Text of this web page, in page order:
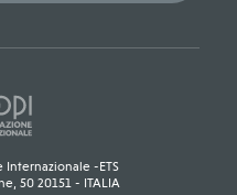
Internazionale -ETS
50 20151 - ITALIA